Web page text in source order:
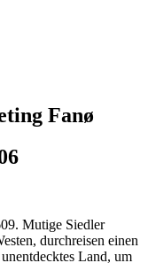
Fanø
Mutige Siedler
durchreisen einen
Land, um